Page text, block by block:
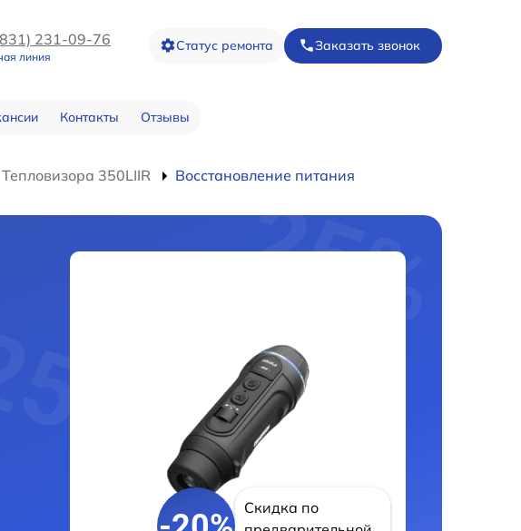
231-09-76
линия
Статус ремонта Заказать звонок
Контакты Отзывы
350LIIR Восстановление питания
Скидка по